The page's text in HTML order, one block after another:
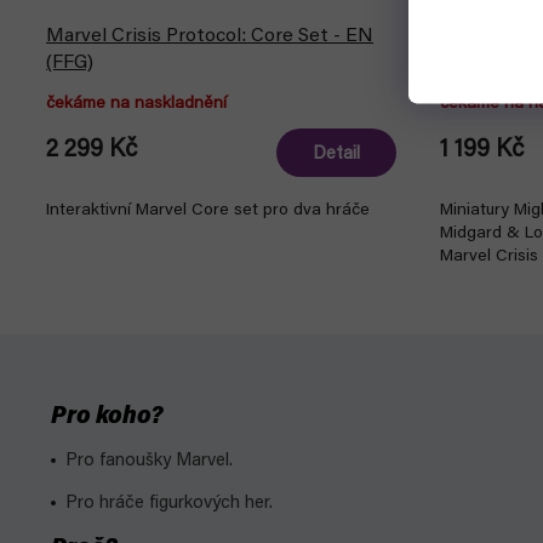
Marvel Crisis Protocol: Core Set - EN
(FFG)
čekáme na naskladnění
2 299 Kč Detail
Interaktivní Marvel Core set pro dva hráče
Marvel
Lady Sif,
čekáme na
1 199 Kč
Miniatury
Midgard &
Marvel
Pro koho?
Pro fanoušky Marvel.
Pro hráče figurkových her.